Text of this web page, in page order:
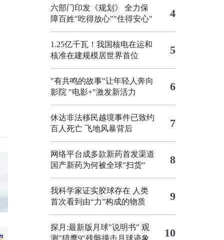
六部门印发《规划》 全力保
障百姓"吃得放心""住得安心"
4
1.25亿千瓦！我国核电在运和
核准在建规模居世界首位
5
"有共鸣的故事"让年轻人奔向
影院 "电影+"激发新活力 6
休达非法移民越境事件已致约
百人死亡 飞地风暴背后 7
网络平台成多款新药首发渠道
国产新药为何被全球"扫货"
8
我科学家证实胶球存在 人类
首次看到由“力”构成的物质
9
探月:最新版月球"说明书" 观
测"猎鹰9"残骸撞击月球迹象
10